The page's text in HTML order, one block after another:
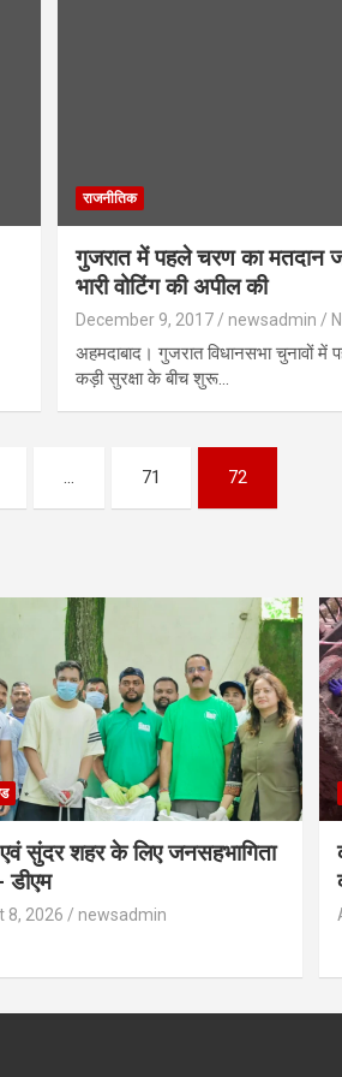
राजनीतिक
गुजरात में पहले चरण का मतदान
भारी वोटिंग की अपील की
December 9, 2017 newsadmin
अहमदाबाद। गुजरात विधानसभा चुनावों
कड़ी सुरक्षा के बीच शुरू…
… 71 72
सुंदर शहर के लिए जनसहभागिता
डीएम
8, 2026 newsadmin